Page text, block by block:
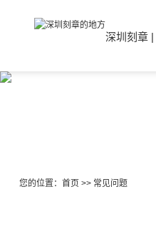
深圳刻章 |
您的位置： 首页>> 常见问题